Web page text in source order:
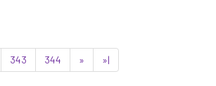
343 344 » »|